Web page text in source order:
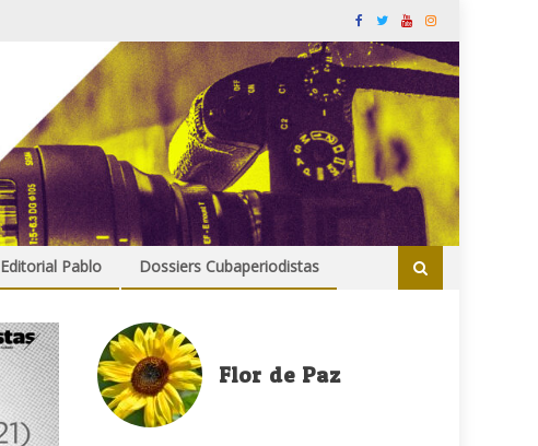
Editorial Pablo Dossiers Cubaperiodistas
Flor de Paz